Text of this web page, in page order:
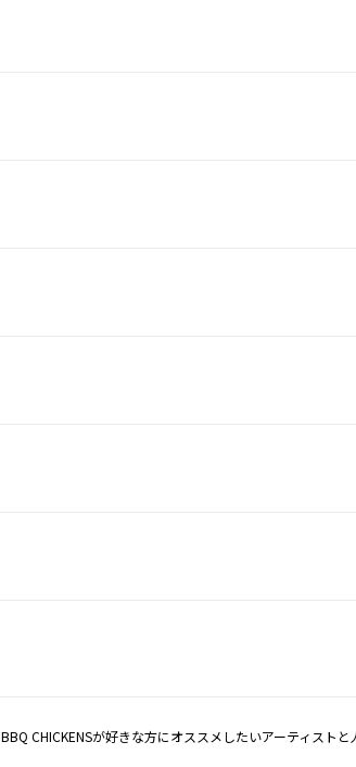
BBQ CHICKENSが好きな方にオススメしたいアーティスト